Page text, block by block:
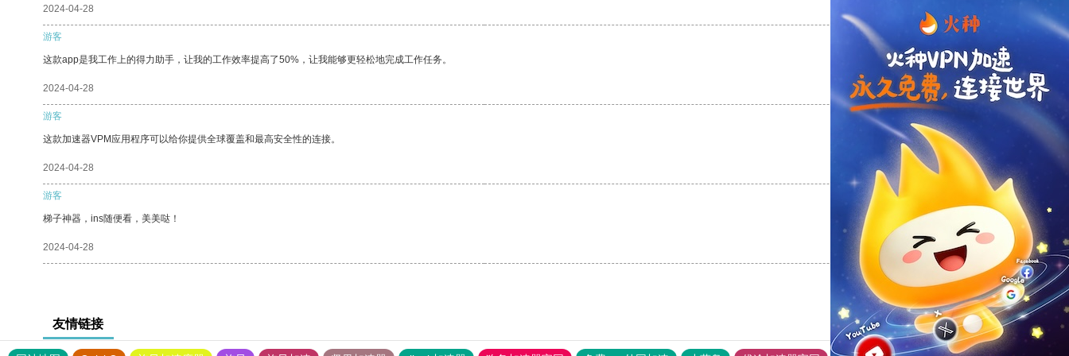
2024-04-28
游客
这款app是我工作上的得力助手，让我的工作效率提高了50%，让我能够更轻松地完成工作任务。
2024-04-28 支持 [0] 反对[0]
游客
这款加速器VPM应用程序可以给你提供全球覆盖和最高安全性的连接。
2024-04-28 支持[0] 反对
游客
梯子神器，ins随便看，美美哒！
2024-04-28 支持[0] 反对[0]
友情链接